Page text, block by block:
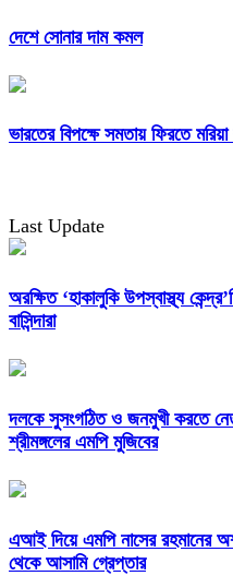
দেশে সোনার দাম কমল
ভারতের বিপক্ষে সমতায় ফিরতে মরিয়া
Last Update
অরক্ষিত ‘হাকালুকি উপস্বাস্থ্য
বাসিন্দারা
দলকে সুসংগঠিত ও জনমুখী করতে
শ্রীমঙ্গলের এমপি মুজিবের
এআই দিয়ে এমপি নাসের রহমানের
থেকে আসামি গ্রেপ্তার